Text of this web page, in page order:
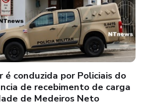
de “Feminicídio” no
Antônio, em Teixeira de